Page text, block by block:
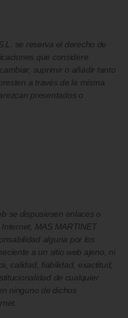
se reserva el derecho de
que considere
suprimir o añadir tanto
a través de la misma
presentados o
se dispusiesen enlaces o
MAS MARTINET
alguna por los
a un sitio web ajeno, ni
calidad, fiabilidad, exactitud,
de cualquier
ninguno de dichos